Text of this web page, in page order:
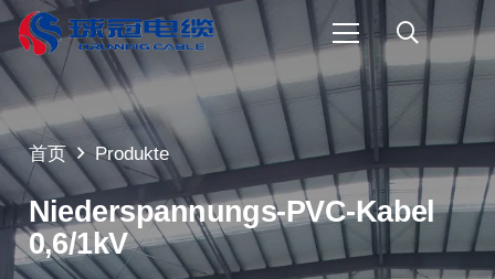
首页 Produkte
Niederspannungs-PVC-Kabel
0,6/1kV